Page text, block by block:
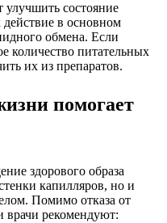
состояние
в основном
обмена. Если
количество питательных
их из препаратов.
помогает
здорового образа
капилляров, но и
Помимо отказа от
врачи рекомендуют: